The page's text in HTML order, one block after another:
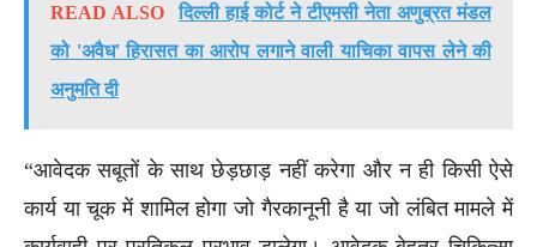
READ ALSO
दिल्ली हाई कोर्ट ने टीएमसी नेता अणुब्रत मंडल
को 'अवैध' हिरासत का आरोप लगाने वाली याचिका वापस लेने की
अनुमति दी
“आवेदक सबूतों के साथ छेड़छाड़ नहीं करेगा और न ही किसी ऐसे
कार्य या चूक में शामिल होगा जो गैरकानूनी है या जो लंबित मामले में